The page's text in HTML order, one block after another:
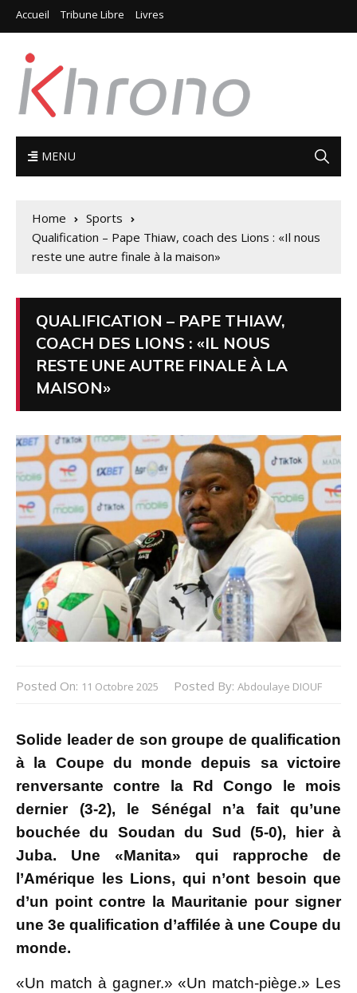
Accueil Tribune Libre Livres
MENU
Home
Sports
Qualification – Pape Thiaw, coach des Lions : «Il nous
reste une autre finale à la maison»
QUALIFICATION – PAPE THIAW,
COACH DES LIONS : «IL NOUS
RESTE UNE AUTRE FINALE À LA
MAISON»
Posted On: 11 Octobre 2025 Posted By: Abdoulaye DIOUF
Solide leader de son groupe de qualification
à la Coupe du monde depuis sa victoire
renversante contre la Rd Congo le mois
dernier (3-2), le Sénégal n’a fait qu’une
bouchée du Soudan du Sud (5-0), hier à
Juba. Une «Manita» qui rapproche de
l’Amérique les Lions, qui n’ont besoin que
d’un point contre la Mauritanie pour signer
une 3e qualification d’affilée à une Coupe du
monde.
«Un match à gagner.» «Un match-piège.» Les